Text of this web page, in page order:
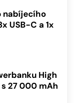
nabíjecího
USB-C a 1x
High
27 000 mAh